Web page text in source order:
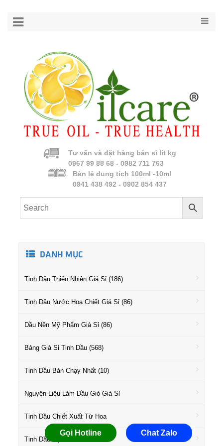
Tư vấn và đặt hàng bán sỉ lít kg
0967 99 88 68 - 0982 711 763
Bán lẻ dung tích 100ml -10ml
0941 438 492 - 0902 854 437
DANH MỤC
Tinh Dầu Thiên Nhiên Giá Sỉ (186)
Tinh Dầu Nước Hoa Chiết Giá Sỉ (86)
Dầu Nền Mỹ Phẩm Giá Sỉ (86)
Bảng Giá Sỉ Tinh Dầu (568)
Tinh Dầu Bán Chạy Nhất (10)
Nguyên Liệu Làm Dầu Gió Giá Sỉ
Tinh Dầu Chiết Xuất Từ Hoa
Tinh Dầu Họ Gỗ Giá Sỉ
Gọi Hotline Chat Zalo